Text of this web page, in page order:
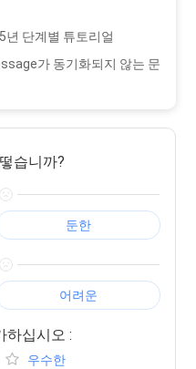
년 단계별 튜토리얼
가 동기화되지 않는 문
습니까?
둔한
어려운
하십시오 :
우수한